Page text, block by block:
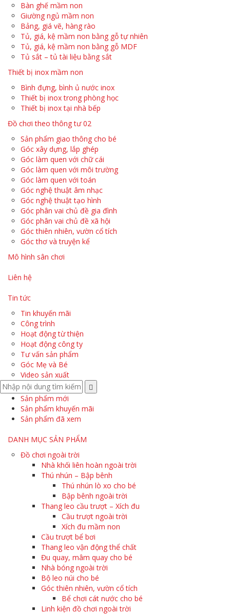
Bàn ghế mầm non
Giường ngủ mầm non
Bảng, giá vẽ, hàng rào
Tủ, giá, kệ mầm non bằng gỗ tự nhiên
Tủ, giá, kệ mầm non bằng gỗ MDF
Tủ sắt – tủ tài liệu bằng sắt
Thiết bị inox mầm non
Bình đựng, bình ủ nước inox
Thiết bị inox trong phòng học
Thiết bị inox tại nhà bếp
Đồ chơi theo thông tư 02
Sản phẩm giao thông cho bé
Góc xây dựng, lắp ghép
Góc làm quen với chữ cái
Góc làm quen với môi trường
Góc làm quen với toán
Góc nghệ thuật âm nhạc
Góc nghệ thuật tạo hình
Góc phân vai chủ đề gia đình
Góc phân vai chủ đề xã hội
Góc thiên nhiên, vườn cổ tích
Góc thơ và truyện kể
Mô hình sân chơi
Liên hệ
Tin tức
Tin khuyến mãi
Công trình
Hoạt động từ thiện
Hoạt động công ty
Tư vấn sản phẩm
Góc Mẹ và Bé
Video sản xuất
Sản phẩm mới
Sản phẩm khuyến mãi
Sản phẩm đã xem
DANH MỤC SẢN PHẨM
Đồ chơi ngoài trời
Nhà khối liên hoàn ngoài trời
Thú nhún – Bập bênh
Thú nhún lò xo cho bé
Bập bênh ngoài trời
Thang leo cầu trượt – Xích đu
Cầu trượt ngoài trời
Xích đu mầm non
Cầu trượt bể bơi
Thang leo vận động thể chất
Đu quay, mâm quay cho bé
Nhà bóng ngoài trời
Bộ leo núi cho bé
Góc thiên nhiên, vườn cổ tích
Bể chơi cát nước cho bé
Linh kiện đồ chơi ngoài trời